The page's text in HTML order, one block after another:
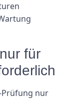
für
Prüfung nur